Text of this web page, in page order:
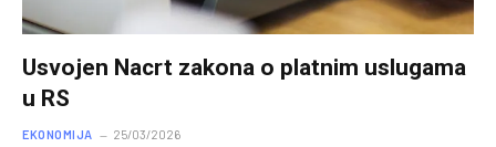
Usvojen Nacrt zakona o platnim uslugama
u RS
EKONOMIJA 25/03/2026